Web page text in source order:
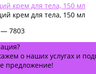
крем для тела, 150 мл
крем для тела, 150 мл
— 7803
о наших услугах и
предложение!